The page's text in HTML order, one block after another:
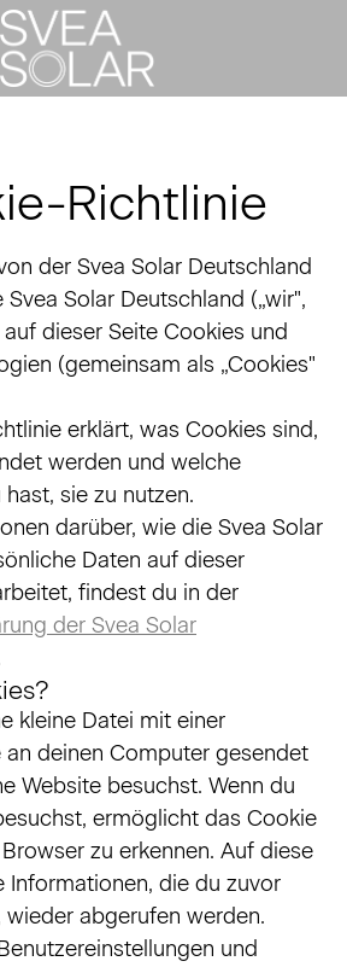
Richtlinie
der Svea Solar Deutschland
Solar Deutschland („wir",
dieser Seite Cookies und
(gemeinsam als „Cookies"
erklärt, was Cookies sind,
werden und welche
sie zu nutzen.
darüber, wie die Svea Solar
Daten auf dieser
findest du in der
der Svea Solar
kleine Datei mit einer
deinen Computer gesendet
Website besuchst. Wenn du
ermöglicht das Cookie
zu erkennen. Auf diese
Informationen, die du zuvor
abgerufen werden.
und